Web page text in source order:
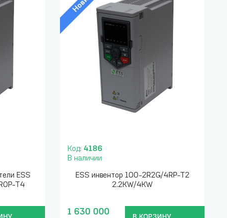
ESS
T4
Код: 4186
В наличии
ESS инвентор 100-2R2G/4RP-T2
2.2KW/4KW
1 630 000